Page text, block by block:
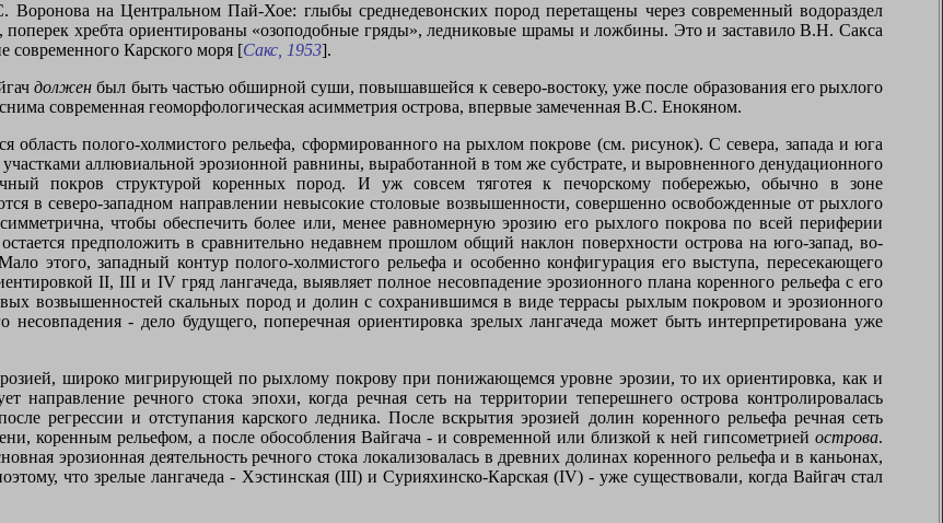
на Центральном Пай-Хое: глыбы среднедевонских пород перетащены через современный водораздел
поперек хребта ориентированы «озоподобные гряды», ледниковые шрамы и ложбины. Это и заставило В.Н. Сакса
современного Карского моря [Сакс, 1953].
должен был быть частью обширной суши, повышавшейся к северо-востоку, уже после образования его рыхлого
современная геоморфологическая асимметрия острова, впервые замеченная В.С. Енокяном.
область полого-холмистого рельефа, сформированного на рыхлом покрове (см. рисунок). С севера, запада и юга
аллювиальной эрозионной равнины, выработанной в том же субстрате, и выровненного денудационного
покров структурой коренных пород. И уж совсем тяготея к печорскому побережью, обычно в зоне
в северо-западном направлении невысокие столовые возвышенности, совершенно освобожденные от рыхлого
чтобы обеспечить более или, менее равномерную эрозию его рыхлого покрова по всей периферии
предположить в сравнительно недавнем прошлом общий наклон поверхности острова на юго-запад, во-
этого, западный контур полого-холмистого рельефа и особенно конфигурация его выступа, пересекающего
II,III и IVгряд лангачеда, выявляет полное несовпадение эрозионного плана коренного рельефа с его
возвышенностей скальных пород и долин с сохранившимся в виде террасы рыхлым покровом и эрозионного
- дело будущего, поперечная ориентировка зрелых лангачеда может быть интерпретирована уже
широко мигрирующей по рыхлому покрову при понижающемся уровне эрозии, то их ориентировка, как и
направление речного стока эпохи, когда речная сеть на территории теперешнего острова контролировалась
регрессии и отступания карского ледника. После вскрытия эрозией долин коренного рельефа речная сеть
коренным рельефом, а после обособления Вайгача - и современной или близкой к ней гипсометрией острова.
эрозионная деятельность речного стока локализовалась в древних долинах коренного рельефа и в каньонах,
что зрелые лангачеда - Хэстинская (III) и Сурияхинско-Карская (IV) - уже существовали, когда Вайгач стал